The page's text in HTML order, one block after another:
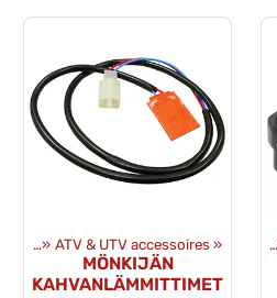
‪» ATV & UTV accessoires ‪»
MÖNKIJÄN
KAHVANLÄMMITTIMET
Produits ‪»